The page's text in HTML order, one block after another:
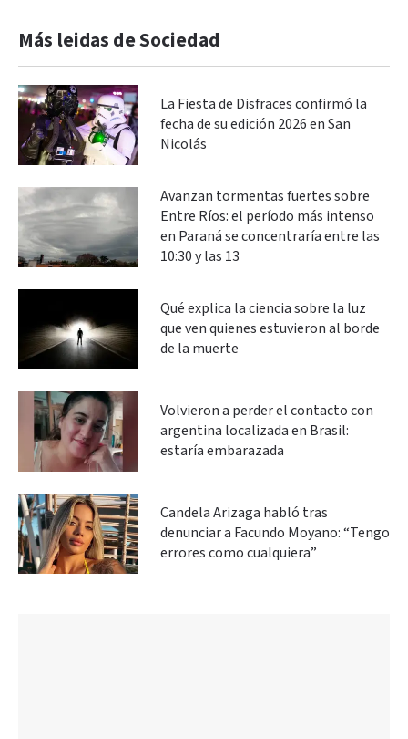
Más leidas de Sociedad
La Fiesta de Disfraces confirmó la
fecha de su edición 2026 en San
Nicolás
Avanzan tormentas fuertes sobre
Entre Ríos: el período más intenso
en Paraná se concentraría entre las
10:30 y las 13
Qué explica la ciencia sobre la luz
que ven quienes estuvieron al borde
de la muerte
Volvieron a perder el contacto con
argentina localizada en Brasil:
estaría embarazada
Candela Arizaga habló tras
denunciar a Facundo Moyano: “Tengo
errores como cualquiera”